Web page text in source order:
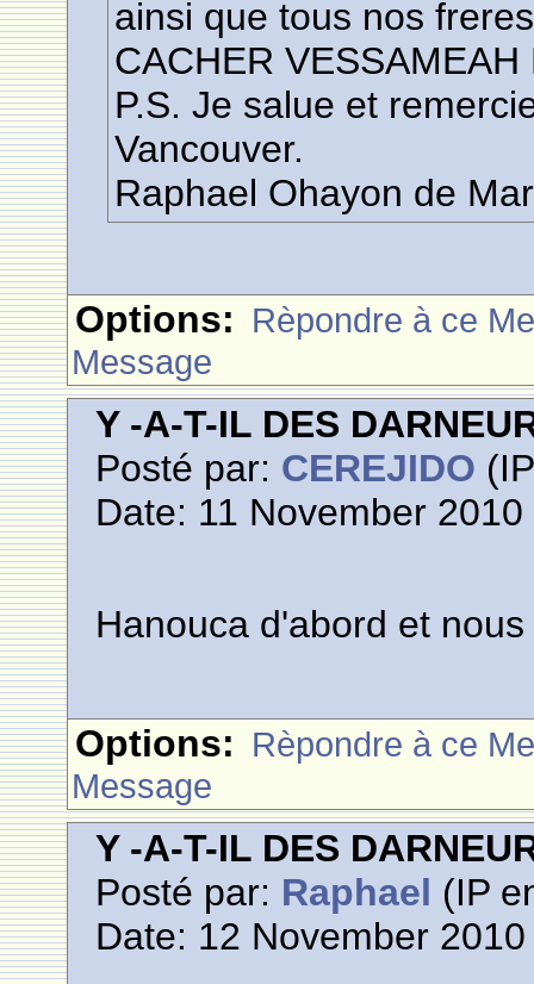
ainsi que tous nos
CACHER
P.S. Je salue et
Vancouver.
Raphael Ohayon de
Options: Rèpondre à ce
Message
Y -A-T-IL DES
Posté par: CEREJIDO
Date: 11 November
Hanouca d'abord et
Options: Rèpondre à ce
Message
Y -A-T-IL DES
Posté par: Raphael (IP
Date: 12 November